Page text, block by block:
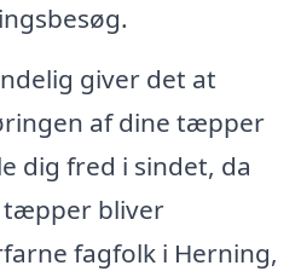
giver det at
af dine tæpper
dig fred i sindet, da
tæpper bliver
fagfolk i Herning,